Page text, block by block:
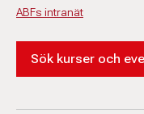
ABFs intranät
Sök kurser och